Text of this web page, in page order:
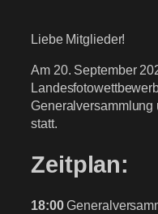
Liebe Mitglieder!
Am 20. September
Generalversammlung
statt.
Zeitplan:
18:00